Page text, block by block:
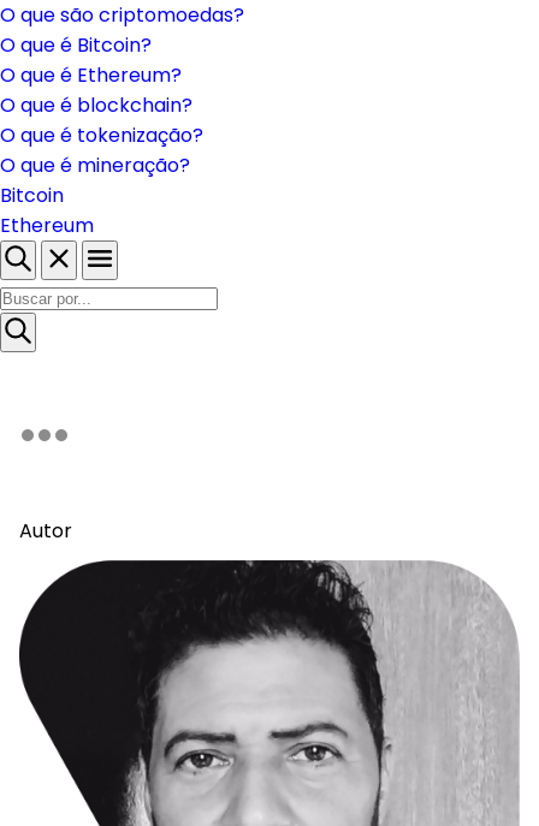
O que são criptomoedas?
O que é Bitcoin?
O que é Ethereum?
O que é blockchain?
O que é tokenização?
O que é mineração?
Bitcoin
Ethereum
Autor